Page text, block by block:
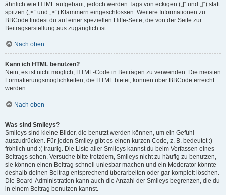
ähnlich wie HTML aufgebaut, jedoch werden Tags von eckigen („[“ und „]“) statt
spitzen („<“ und „>“) Klammern eingeschlossen. Weitere Informationen zu
BBCode findest du auf einer speziellen Hilfe-Seite, die von der Seite zur
Beitragserstellung aus zugänglich ist.
Nach oben
Kann ich HTML benutzen?
Nein, es ist nicht möglich, HTML-Code in Beiträgen zu verwenden. Die meisten
Formatierungsmöglichkeiten, die HTML bietet, können über BBCode erreicht
werden.
Nach oben
Was sind Smileys?
Smileys sind kleine Bilder, die benutzt werden können, um ein Gefühl
auszudrücken. Für jeden Smiley gibt es einen kurzen Code, z. B. bedeutet :)
fröhlich und :( traurig. Die Liste aller Smileys kannst du beim Verfassen eines
Beitrags sehen. Versuche bitte trotzdem, Smileys nicht zu häufig zu benutzen,
sie können einen Beitrag schnell unlesbar machen und ein Moderator könnte
deshalb deinen Beitrag entsprechend überarbeiten oder gar komplett löschen.
Die Board-Administration kann auch die Anzahl der Smileys begrenzen, die du
in einem Beitrag benutzen kannst.